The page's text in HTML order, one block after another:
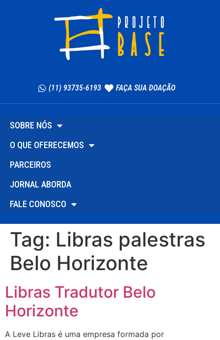
(11) 93735-6193 FAÇA SUA DOAÇÃO
SOBRE NÓS
O QUE OFERECEMOS
PARCEIROS
JORNAL ABORDA
FALE CONOSCO
Tag: Libras palestras
Belo Horizonte
Libras Tradutor Belo
Horizonte
A Leve Libras é uma empresa formada por